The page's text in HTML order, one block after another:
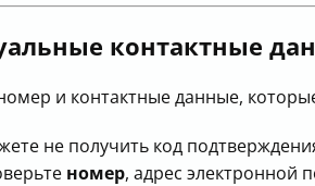
контактные
и контактные данные,
не получить код
номер, адрес электронной